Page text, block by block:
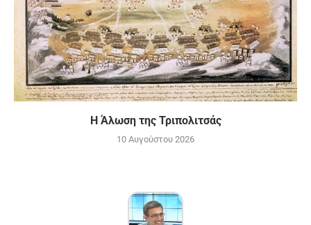
Η Άλωση της Τριπολιτσάς
10 Αυγούστου 2026